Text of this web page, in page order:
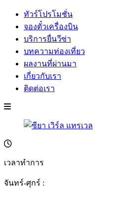
ทัวร์โปรโมชั่น
จองตั๋วเครื่องบิน
บริการยื่นวีซ่า
บทความท่องเที่ยว
ผลงานที่ผ่านมา
เกี่ยวกับเรา
ติดต่อเรา
เวลาทำการ
จันทร์-ศุกร์ :